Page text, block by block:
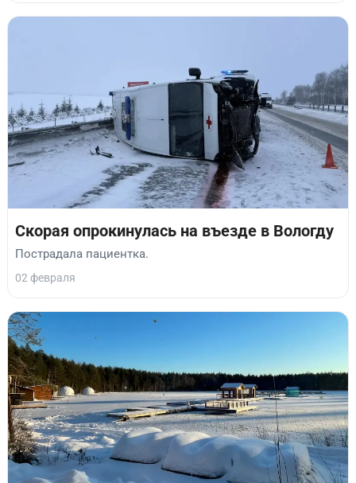
Скорая опрокинулась на въезде в Вологду
Пострадала пациентка.
02 февраля